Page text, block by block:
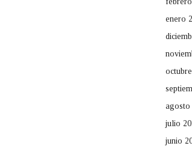
enero
agosto
julio
junio